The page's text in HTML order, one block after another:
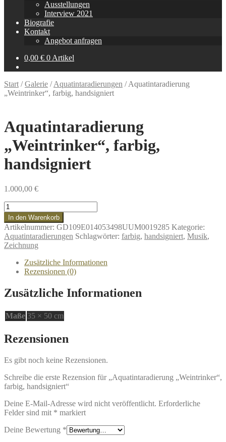
Ausstellungen
Interview 2021
Biografie
Kontakt
Angebot anfragen
0,00 € 0 Artikel
Start /Galerie /Aquatintaradierungen /Aquatintaradierung
„Weintrinker“, farbig, handsigniert
Aquatintaradierung
„Weintrinker“, farbig,
handsigniert
1.000,00 €
Aquatintaradierung
"Weintrinker",
farbig,
handsigniert
Menge
In den Warenkorb
Artikelnummer: GD109E014053498UUM0019285 Kategorie:
Aquatintaradierungen Schlagwörter: farbig, handsigniert, Musik,
Zeichnung
Zusätzliche Informationen
Rezensionen (0)
Zusätzliche Informationen
Maße 35 × 50 cm
Rezensionen
Es gibt noch keine Rezensionen.
Schreibe die erste Rezension für „Aquatintaradierung „Weintrinker“,
farbig, handsigniert“
Deine E-Mail-Adresse wird nicht veröffentlicht. Erforderliche
Felder sind mit * markiert
Deine Bewertung *